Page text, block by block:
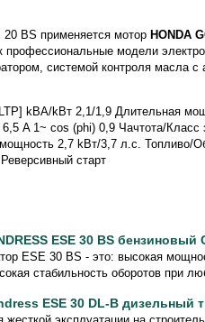
20 ВS применяется мотор HONDA
профессиональные модели
системой контроля масла
kВА/kВт 2,1/1,9 Длительная
A 1~ cos (phi) 0,9 Чачтота/
2,7 kВт/3,7 л.с. Топливо/
старт
ESE 30 BS бензиновый
ESE 30 ВS - это: высокая
стабильность оборотов при
ESE 30 DL-B дизельный